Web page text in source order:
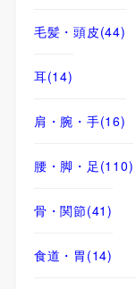
毛髪・頭皮(44)
耳(14)
肩・腕・手(16)
腰・脚・足 (110)
骨・関節(41)
食道・胃 (14)